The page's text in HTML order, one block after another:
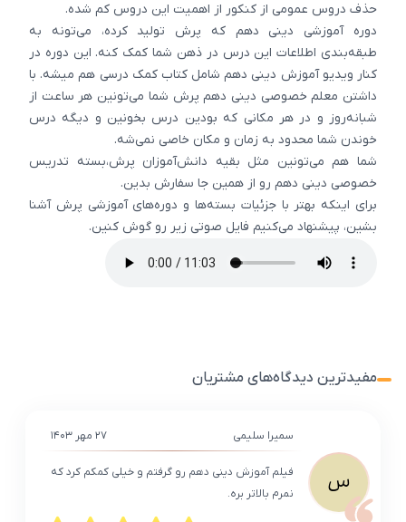
حذف دروس عمومی از کنکور از اهمیت این دروس کم شده.
دوره آموزشی دینی دهم که پرش تولید کرده، می‌تونه به
طبقه‌بندی اطلاعات این درس در ذهن شما کمک کنه. این دوره در
کنار ویدیو آموزش دینی دهم شامل کتاب کمک درسی هم میشه. با
داشتن معلم خصوصی دینی دهم پرش شما می‌تونین هر ساعت از
شبانه‌روز و در هر مکانی که بودین درس بخونین و دیگه درس
خوندن شما محدود به زمان و مکان خاصی نمی‌شه.
شما هم می‌تونین مثل بقیه دانش‌آموزان پرش،بسته تدریس
خصوصی دینی دهم رو از همین جا سفارش بدین.
برای اینکه بهتر با جزئیات بسته‌ها و دوره‌های آموزشی پرش آشنا
بشین، پیشنهاد می‌کنیم فایل صوتی زیر رو گوش کنین.
مفیدترین دیدگاه‌های مشتریان
س
سمیرا سلیمی ۲۷ مهر ۱۴۰۳
فیلم آموزش دینی دهم رو گرفتم و خیلی کمکم کرد که
نمرم بالاتر بره.